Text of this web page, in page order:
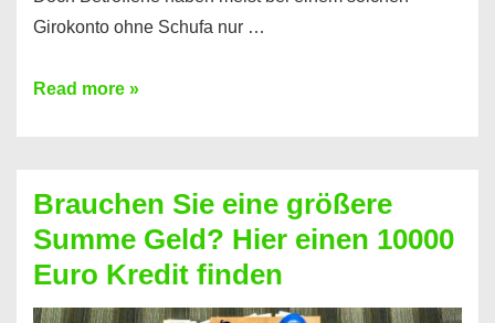
Girokonto ohne Schufa nur …
Günstiges
Geht
das
überhaupt?
Na
Read more »
Brauchen Sie eine größere
Summe Geld? Hier einen 10000
Euro Kredit finden